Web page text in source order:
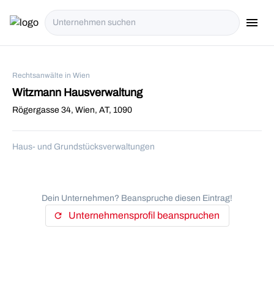
menu
Rechtsanwälte in Wien
Witzmann Hausverwaltung
Rögergasse 34, Wien, AT, 1090
Haus- und Grundstücksverwaltungen
Dein Unternehmen? Beanspruche diesen Eintrag!
refresh Unternehmensprofil beanspruchen